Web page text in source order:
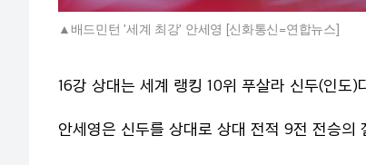
배드민턴 '세계 최강' 안세영 [신화통신=연합뉴스]
16강 상대는 세계 랭킹 10위 푸살라 신두(인도)
안세영은 신두를 상대로 상대 전적 9전 전승의